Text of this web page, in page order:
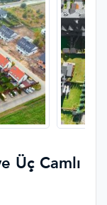
Üç Camlı